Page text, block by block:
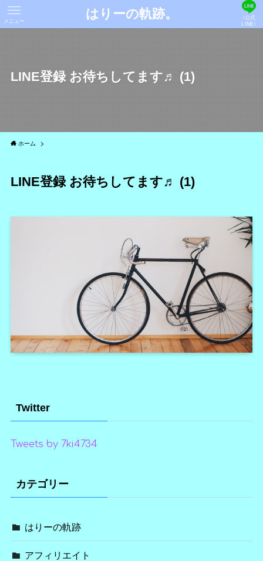
はりーの軌跡。 ↑公式
LINE↑
メニュー
LINE登録 お待ちしてます♬ (1)
ホーム
LINE登録 お待ちしてます♬ (1)
Twitter
Tweets by 7ki4734
カテゴリー
はりーの軌跡
アフィリエイト